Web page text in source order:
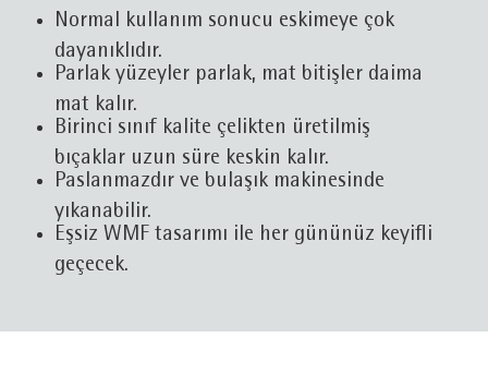
Normal kullanım sonucu eskimeye çok
dayanıklıdır.
Parlak yüzeyler parlak, mat bitişler daima
mat kalır.
Birinci sınıf kalite çelikten üretilmiş
bıçaklar uzun süre keskin kalır.
Paslanmazdır ve bulaşık makinesinde
yıkanabilir.
Eşsiz WMF tasarımı ile her gününüz keyifli
geçecek.